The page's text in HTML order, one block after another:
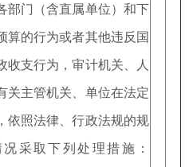
门（含直属单位）和下
算的行为或者其他违反国
收支行为，审计机关、人
关主管机关、单位在法定
依照法律、行政法规的规
采取下列处理措施：